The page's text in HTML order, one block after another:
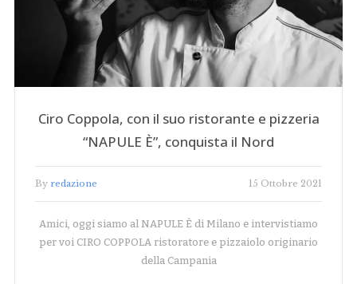
Ciro Coppola, con il suo ristorante e pizzeria
“NAPULE È”, conquista il Nord
By redazione 15 Ottobre 2021
Amici, oggi siamo al NAPULE È di Milano e intervistiamo
per voi CIRO COPPOLA ristoratore e pizzaiolo originario
della Campania